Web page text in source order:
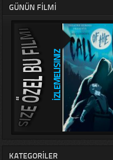
GÜNÜN FILMI
KATEGORILER